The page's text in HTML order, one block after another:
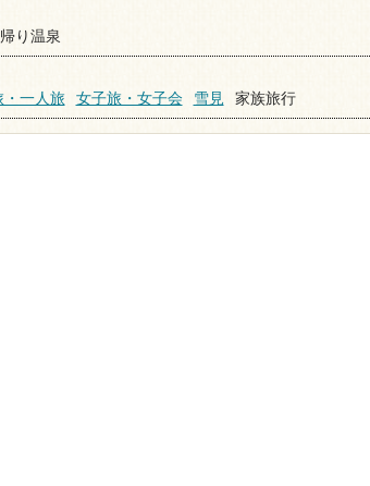
り温泉
・一人旅 女子旅・女子会 雪見 家族旅行